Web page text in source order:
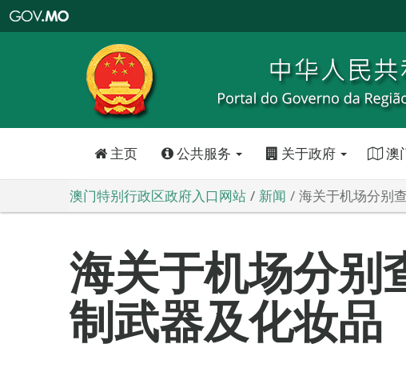
特
政
区
政
口
主页 公共服务 关于政府 澳
澳门特别行政区政府入口网站 新闻 海关于机场分别
海关于机场分别
制武器及化妆品